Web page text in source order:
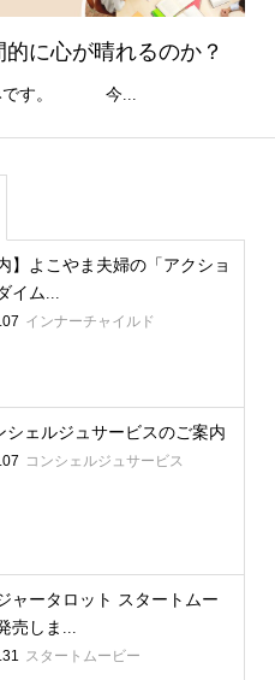
に心が晴れるのか？
みです。 今...
】よこやま夫婦の「アクショ
イム...
インナーチャイルド
シェルジュサービスのご案内
コンシェルジュサービス
ャータロット スタートムー
売しま...
スタートムービー